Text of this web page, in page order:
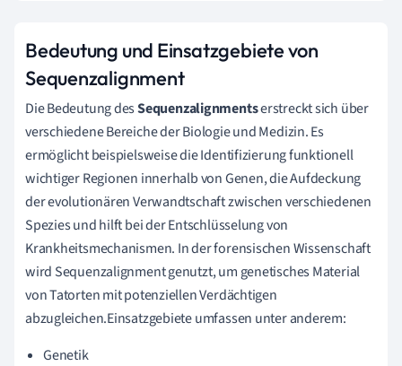
Bedeutung und Einsatzgebiete von
Sequenzalignment
Die Bedeutung desSequenzalignmentserstreckt sich über
verschiedene Bereiche der Biologie und Medizin. Es
ermöglicht beispielsweise die Identifizierung funktionell
wichtiger Regionen innerhalb von Genen, die Aufdeckung
der evolutionären Verwandtschaft zwischen verschiedenen
Spezies und hilft bei der Entschlüsselung von
Krankheitsmechanismen. In der forensischen Wissenschaft
wird Sequenzalignment genutzt, um genetisches Material
von Tatorten mit potenziellen Verdächtigen
abzugleichen.Einsatzgebiete umfassen unter anderem:
Genetik